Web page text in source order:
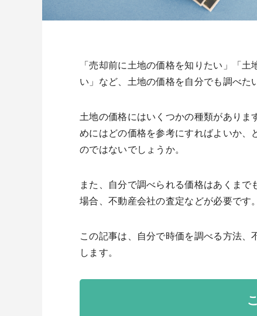
「売却前に土地の価格を知りたい」「
い」など、土地の価格を自分でも調べた
土地の価格にはいくつかの種類があり
めにはどの価格を参考にすればよいか
のではないでしょうか。
また、自分で調べられる価格はあくま
場合、不動産会社の査定などが必要です。
この記事は、自分で時価を調べる方法
します。